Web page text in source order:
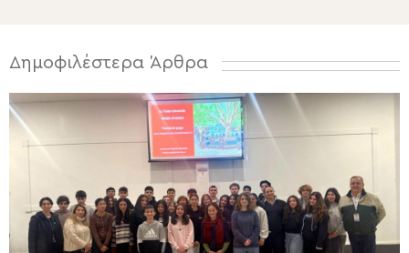
Δημοφιλέστερα Άρθρα